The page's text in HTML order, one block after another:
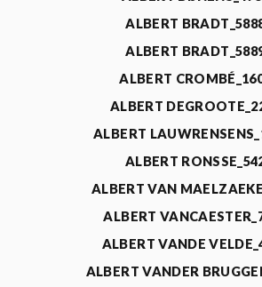
ALBERT
ALBERT
ALBERT
ALBERT
ALBERT
ALBERT
ALBERT VAN
ALBERT
ALBERT VANDE
ALBERT VANDER